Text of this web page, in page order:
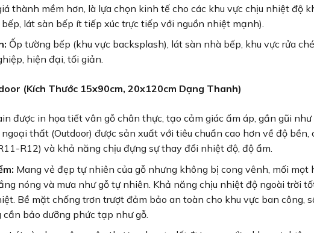
thành mềm hơn, là lựa chọn kinh tế cho các khu vực chịu nhiệt độ
lát sàn bếp ít tiếp xúc trực tiếp với nguồn nhiệt mạnh).
Ốp tường bếp (khu vực backsplash), lát sàn nhà bếp, khu vực rửa
hiện đại, tối giản.
(Kích Thước 15x90cm, 20x120cm Dạng Thanh)
được in họa tiết vân gỗ chân thực, tạo cảm giác ấm áp, gần gũi
thất (Outdoor) được sản xuất với tiêu chuẩn cao hơn về độ bền,
R12) và khả năng chịu đựng sự thay đổi nhiệt độ, độ ẩm.
Mang vẻ đẹp tự nhiên của gỗ nhưng không bị cong vênh, mối mọt
nóng và mưa như gỗ tự nhiên. Khả năng chịu nhiệt độ ngoài trời
Bề mặt chống trơn trượt đảm bảo an toàn cho khu vực ban công,
bảo dưỡng phức tạp như gỗ.